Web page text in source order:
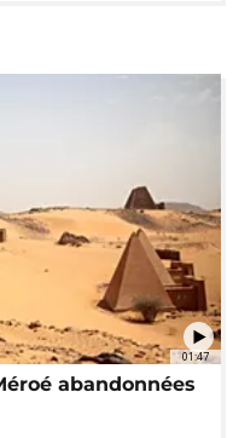
01:47
abandonnées